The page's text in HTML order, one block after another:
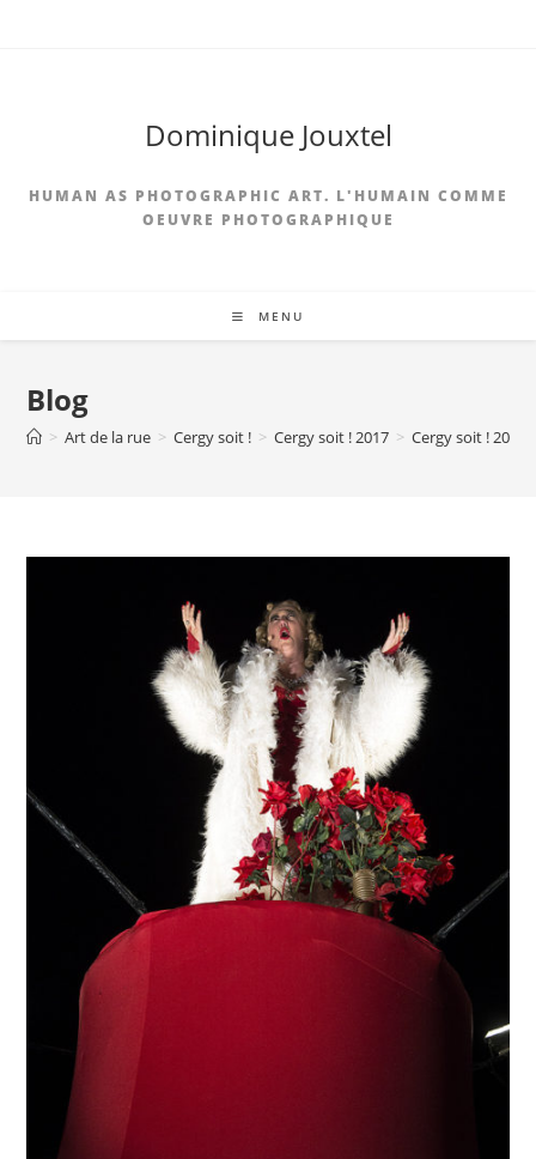
Dominique Jouxtel
HUMAN AS PHOTOGRAPHIC ART. L'HUMAIN COMME
OEUVRE PHOTOGRAPHIQUE
MENU
Blog
> Art de la rue > Cergy soit ! > Cergy soit ! 2017 > Cergy soit !